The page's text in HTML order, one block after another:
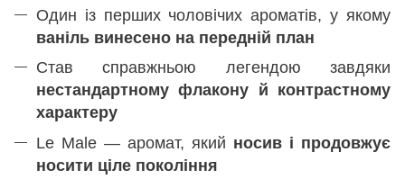
Один із перших чоловічих ароматів, у якому
ваніль винесено на передній план
Став справжньою легендою завдяки
нестандартному флакону й контрастному
характеру
Le Male — аромат, який носив і продовжує
носити ціле покоління